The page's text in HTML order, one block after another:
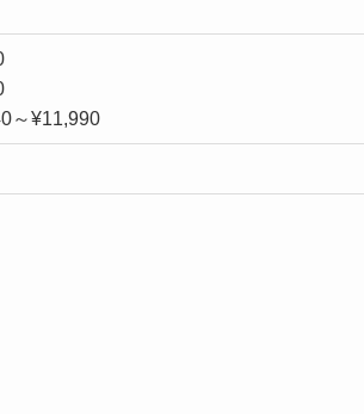
～¥11,990